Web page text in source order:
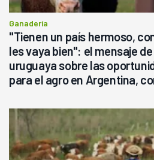
Ganadería
"Tienen un país hermoso,
les vaya bien": el mensaje
uruguaya sobre las
para el agro en Argentina,